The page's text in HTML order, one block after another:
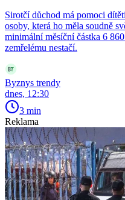
Sirotčí důchod má pomoci
osoby, která ho měla soudně
minimální měsíční částka 6
zemřelému nestačí.
Byznys trendy
dnes, 12:30
3 min
Reklama